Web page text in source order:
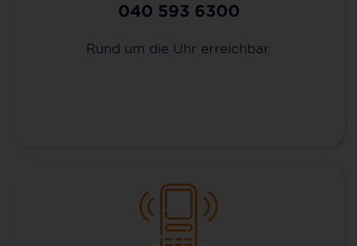
040 593 6300
Rund um die Uhr erreichbar.